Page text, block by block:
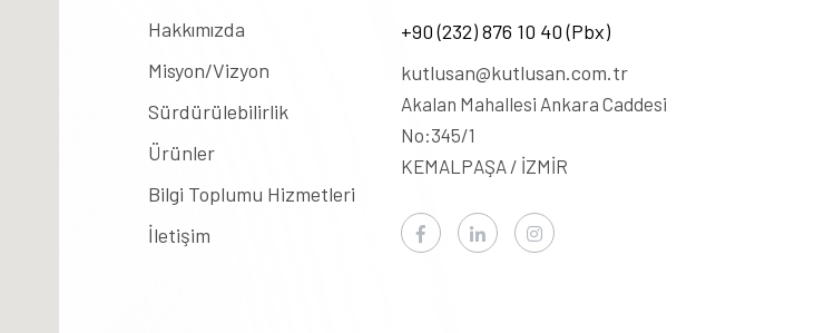
Hakkımızda
Misyon/Vizyon
Sürdürülebilirlik
Ürünler
Bilgi Toplumu Hizmetleri
İletişim
+90 (232) 876 10 40 (Pbx)
kutlusan@kutlusan.com.tr
Akalan Mahallesi Ankara Caddesi
No:345/1
KEMALPAŞA / İZMİR